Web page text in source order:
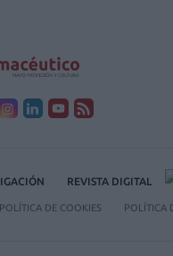
REVISTA DIGITAL
POLÍTICA DE COOKIES POLÍTICA